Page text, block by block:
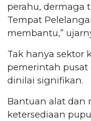
perahu, dermaga
Tempat
membantu,”
Tak hanya sektor
pemerintah
dinilai signifikan.
Bantuan alat dan
ketersediaan